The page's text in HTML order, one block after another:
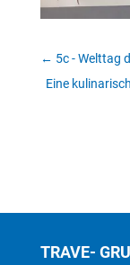
← 5c - Welttag
Eine
TRAVE-